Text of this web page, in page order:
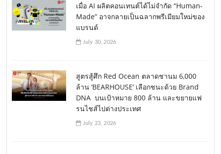
เมื่อ AI ผลิตคอนเทนต์ได้ไม่จำกัด “Human-
Made” อาจกลายเป็นฉลากพรีเมียมใหม่ของ
แบรนด์
July 30, 2026
สูตรสู้ศึก Red Ocean ตลาดชานม 6,000
ล้าน ‘BEARHOUSE’ เลือกชนะด้วย Brand
DNA บนเป้าหมาย 800 ล้าน และขยายแฟ
รนไชส์ไปต่างประเทศ
July 23, 2026